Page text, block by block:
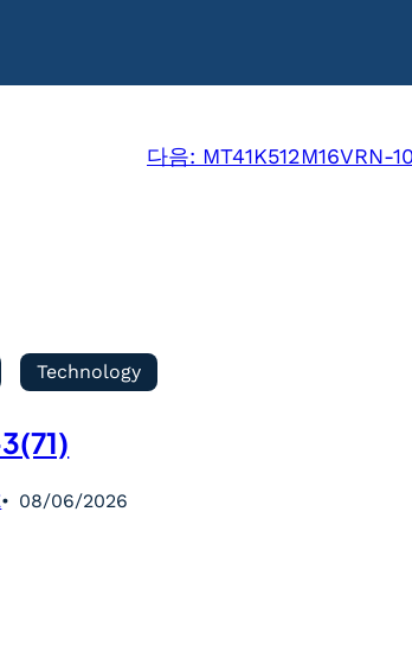
다음: MT41K512M16VRN-
Technology
08/06/2026